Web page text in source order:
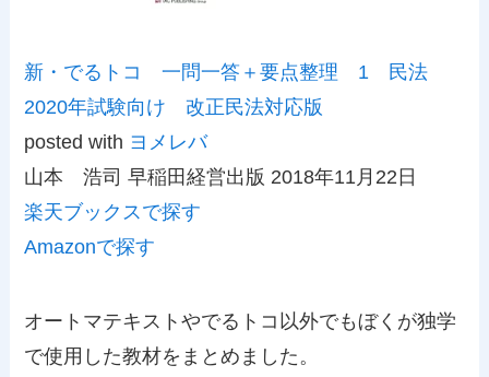
新・でるトコ 一問一答＋要点整理 1 民法
2020年試験向け 改正民法対応版
posted with ヨメレバ
山本 浩司 早稲田経営出版 2018年11月22日
楽天ブックスで探す
Amazonで探す
オートマテキストやでるトコ以外でもぼくが独学
で使用した教材をまとめました。